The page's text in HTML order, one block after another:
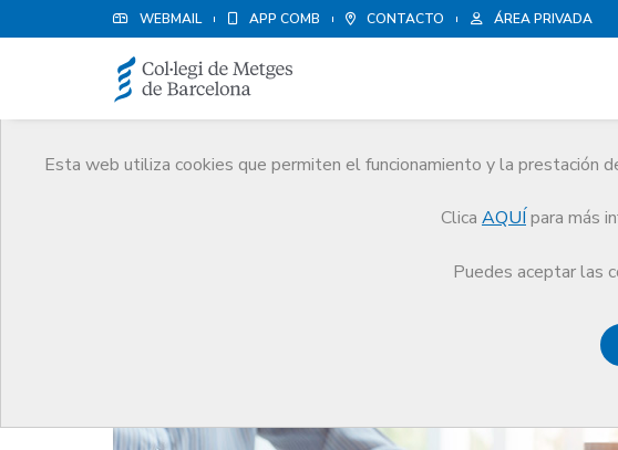
WEBMAIL APP COMB CONTACTO ÁREA PRIVADA
Esta web utiliza cookies que permiten el funcionamiento y la prestación
Clica AQUÍ para más
Puedes aceptar las
Información para colegiados que